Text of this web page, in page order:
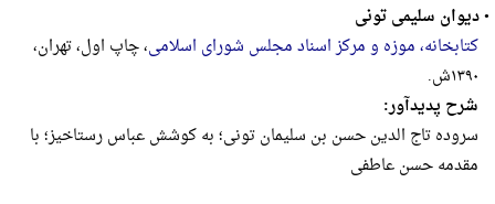
•دیوان سلیمی تونی
کتابخانه، موزه و مرکز اسناد مجلس شورای اسلامی، چاپ اول، تهران،
۱۳۹۰ش.
شرح پدیدآور:
سروده تاج‌ الدین حسن‌ بن‌ سلیمان تونی‏‫؛ به کوشش عباس رستاخیز‏‫؛ با
مقدمه حسن عاطفی